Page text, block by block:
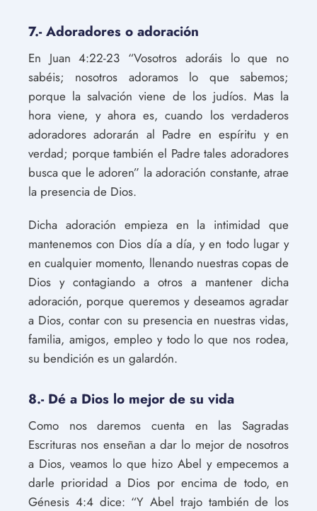
7.- Adoradores o adoración
En Juan 4:22-23 “Vosotros adoráis lo que no
sabéis; nosotros adoramos lo que sabemos;
porque la salvación viene de los judíos. Mas la
hora viene, y ahora es, cuando los verdaderos
adoradores adorarán al Padre en espíritu y en
verdad; porque también el Padre tales adoradores
busca que le adoren” la adoración constante, atrae
la presencia de Dios.
Dicha adoración empieza en la intimidad que
mantenemos con Dios día a día, y en todo lugar y
en cualquier momento, llenando nuestras copas de
Dios y contagiando a otros a mantener dicha
adoración, porque queremos y deseamos agradar
a Dios, contar con su presencia en nuestras vidas,
familia, amigos, empleo y todo lo que nos rodea,
su bendición es un galardón.
8.- Dé a Dios lo mejor de su vida
Como nos daremos cuenta en las Sagradas
Escrituras nos enseñan a dar lo mejor de nosotros
a Dios, veamos lo que hizo Abel y empecemos a
darle prioridad a Dios por encima de todo, en
Génesis 4:4 dice: “Y Abel trajo también de los